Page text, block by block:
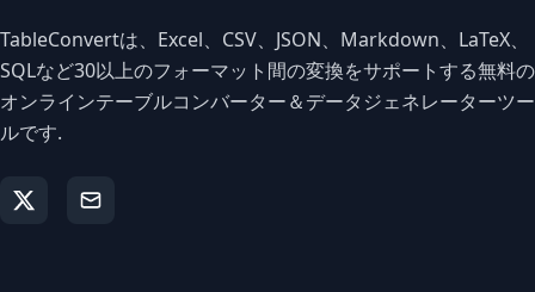
TableConvertは、Excel、CSV、JSON、Markdown、LaTeX、
SQLなど30以上のフォーマット間の変換をサポートする無料の
オンラインテーブルコンバーター＆データジェネレーターツー
ルです.